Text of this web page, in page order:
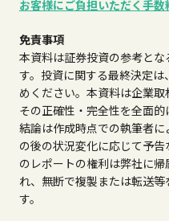
お客様にご負担いただく手数
免責事項
本資料は証券投資の参考と
す。投資に関する最終決定
めください。本資料は企業取
その正確性・完全性を全面的
結論は作成時点での執筆者
の後の状況変化に応じて予
のレポートの権利は弊社に
れ、無断で複製または転送
す。